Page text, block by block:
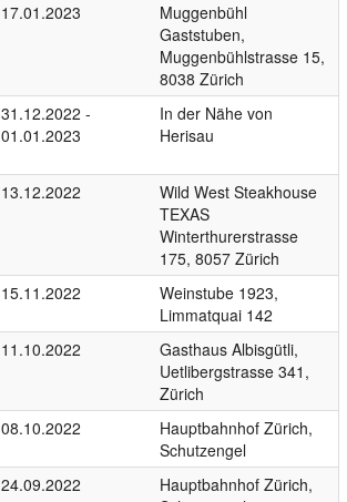
17.01.2023
Muggenbühl
Gaststuben,
Muggenbühlstrasse 15,
8038 Zürich
31.12.2022 -
01.01.2023
In der Nähe von
Herisau
13.12.2022
Wild West Steakhouse
TEXAS
Winterthurerstrasse
175, 8057 Zürich
15.11.2022
Weinstube 1923,
Limmatquai 142
11.10.2022
Gasthaus Albisgütli,
Uetlibergstrasse 341,
Zürich
08.10.2022
Hauptbahnhof Zürich,
Schutzengel
24.09.2022
Hauptbahnhof Zürich,